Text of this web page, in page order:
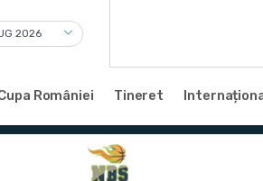
României Tineret